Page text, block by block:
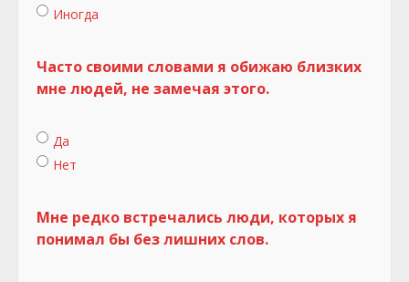
Иногда
Часто своими словами я обижаю близких
мне людей, не замечая этого.
Да
Нет
Мне редко встречались люди, которых я
понимал бы без лишних слов.